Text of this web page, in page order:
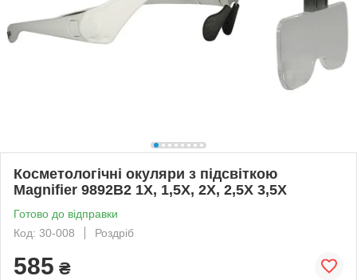
Косметологічні окуляри з підсвіткою
Magnifier 9892B2 1Х, 1,5Х, 2Х, 2,5Х 3,5Х
Готово до відправки
Код: 30-008
Роздріб
585 ₴